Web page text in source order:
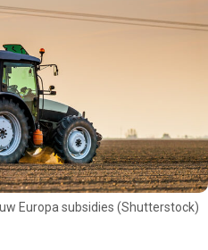
Europa subsidies (Shutterstock)